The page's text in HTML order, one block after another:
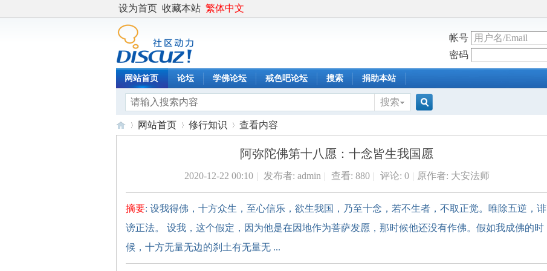
设为首页 收藏本站 繁体中文
帐号
密码
网站首页 论坛 学佛论坛 戒色吧论坛 搜索 捐助本站
搜索
索
网站首页 修行知识
›
查看内容
阿弥陀佛第十八愿：十念皆生我国愿
2020-12-22 00:10 | 发布者: admin | 查看: 880 | 评论: 0 | 原作者: 大安法师
摘要: 设我得佛，十方众生，至心信乐，欲生我国，乃至十念，若不生者，不取正觉。唯除五逆，诽
谤正法。 设我，这个假定，因为他是在因地作为菩萨发愿，那时候他还没有作佛。假如我成佛的时
候，十方无量无边的刹土有无量无 ...